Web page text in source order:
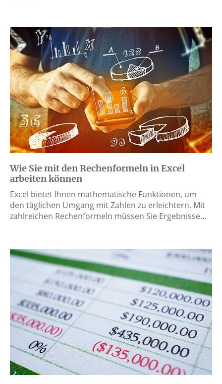
Wie Sie mit den Rechenformeln in Excel
arbeiten können
Excel bietet Ihnen mathematische Funktionen, um
den täglichen Umgang mit Zahlen zu erleichtern. Mit
zahlreichen Rechenformeln müssen Sie Ergebnisse…